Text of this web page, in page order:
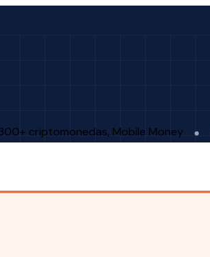
criptomonedas, Mobile Money